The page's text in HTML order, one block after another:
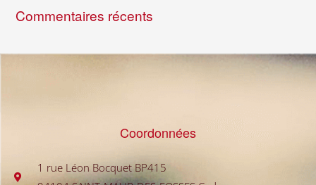
:Commentaires récents
Coordonnées
1 rue Léon Bocquet BP415